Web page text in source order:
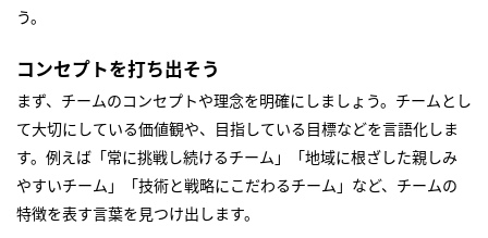
う。
コンセプトを打ち出そう
まず、チームのコンセプトや理念を明確にしましょう。チームとし
て大切にしている価値観や、目指している目標などを言語化しま
す。例えば「常に挑戦し続けるチーム」「地域に根ざした親しみ
やすいチーム」「技術と戦略にこだわるチーム」など、チームの
特徴を表す言葉を見つけ出します。